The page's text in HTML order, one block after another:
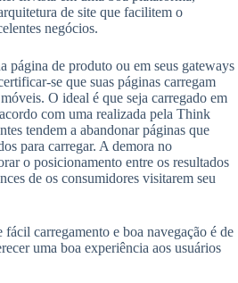
de site que facilitem o
negócios.
página de produto ou em seus gateways
se que suas páginas carregam
O ideal é que seja carregado em
com uma realizada pela Think
tendem a abandonar páginas que
para carregar. A demora no
o posicionamento entre os resultados
de os consumidores visitarem seu
carregamento e boa navegação é de
uma boa experiência aos usuários